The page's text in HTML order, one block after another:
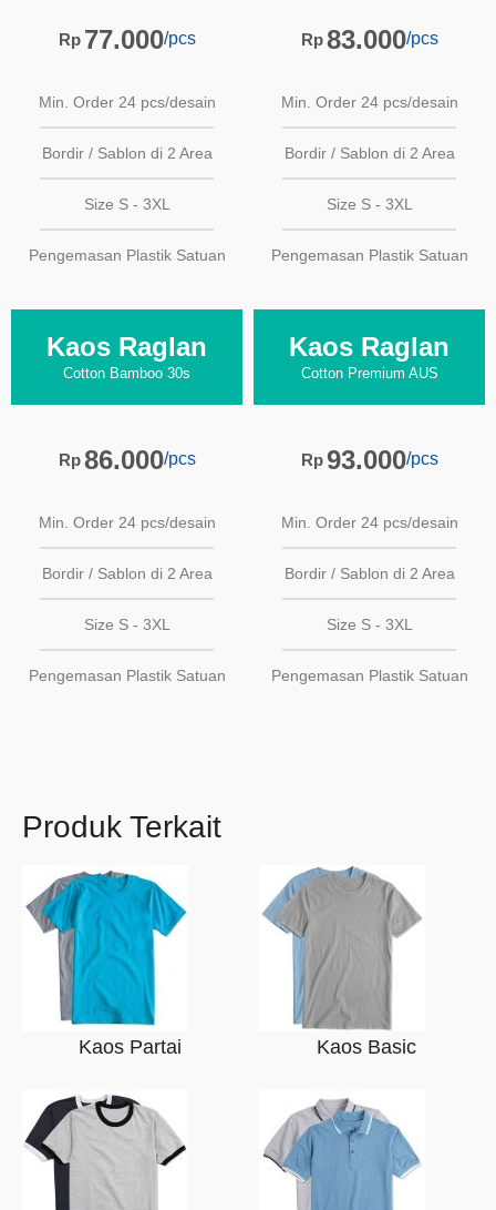
Rp 77.000/pcs
Min. Order 24 pcs/desain
Bordir / Sablon di 2 Area
Size S - 3XL
Pengemasan Plastik Satuan
Rp 83.000/pcs
Min. Order 24 pcs/desain
Bordir / Sablon di 2 Area
Size S - 3XL
Pengemasan Plastik Satuan
Kaos Raglan
Cotton Bamboo 30s
Rp 86.000/pcs
Min. Order 24 pcs/desain
Bordir / Sablon di 2 Area
Size S - 3XL
Pengemasan Plastik Satuan
Kaos Raglan
Cotton Premium AUS
Rp 93.000/pcs
Min. Order 24 pcs/desain
Bordir / Sablon di 2 Area
Size S - 3XL
Pengemasan Plastik Satuan
Produk Terkait
Kaos Partai Kaos Basic